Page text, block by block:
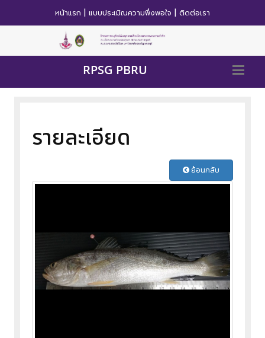
หน้าแรก | แบบประเมิณความพึ่งพอใจ | ติดต่อเรา
RPSG PBRU
รายละเอียด
ย้อนกลับ